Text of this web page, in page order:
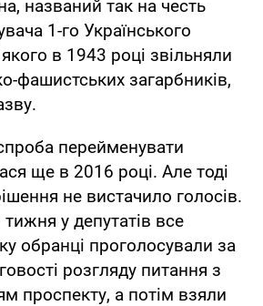
названий так на честь
1-го Українського
в 1943 році звільняли
фашистських загарбників,
перейменувати
ще в 2016 році. Але тоді
не вистачило голосів.
у депутатів все
обранці проголосували за
розгляду питання з
проспекту, а потім взяли